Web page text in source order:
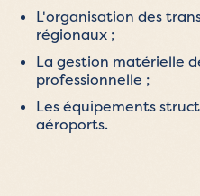
L'organisation des
régionaux ;
La gestion matérielle
professionnelle ;
Les équipements
aéroports.